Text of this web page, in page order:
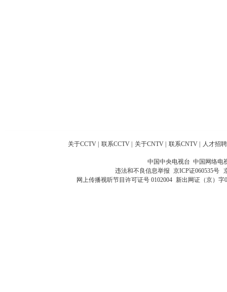
关于CCTV 联系CCTV 关于CNTV 联系CNTV 人才招聘
中国中央电视台 中国网络电
违法和不良信息举报 京ICP证060535号
网上传播视听节目许可证号 0102004 新出网证（京）